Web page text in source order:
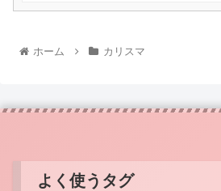
ホーム カリスマ
よく使うタグ